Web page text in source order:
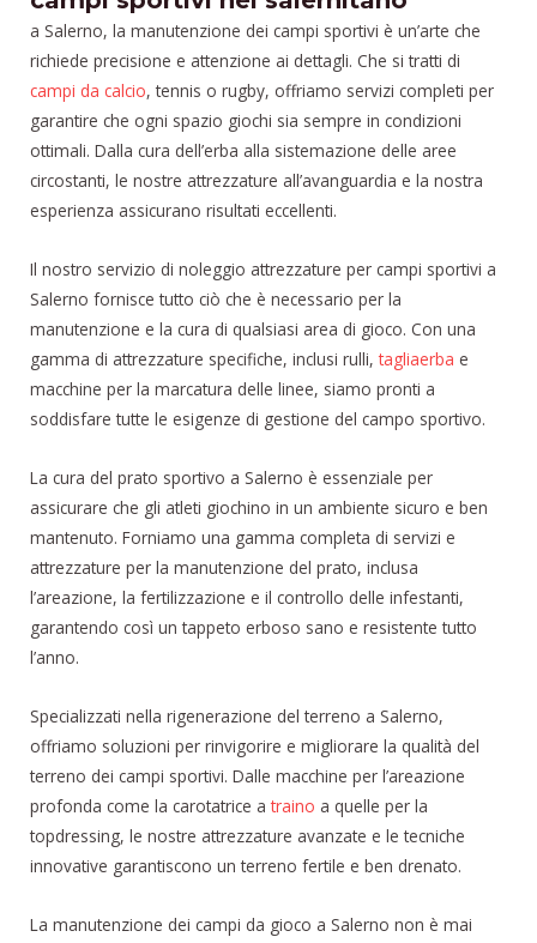
a Salerno, la manutenzione dei campi sportivi è un’arte che
richiede precisione e attenzione ai dettagli. Che si tratti di
campi da calcio, tennis o rugby, offriamo servizi completi per
garantire che ogni spazio giochi sia sempre in condizioni
ottimali. Dalla cura dell’erba alla sistemazione delle aree
circostanti, le nostre attrezzature all’avanguardia e la nostra
esperienza assicurano risultati eccellenti.
Il nostro servizio di noleggio attrezzature per campi sportivi a
Salerno fornisce tutto ciò che è necessario per la
manutenzione e la cura di qualsiasi area di gioco. Con una
gamma di attrezzature specifiche, inclusi rulli,tagliaerba e
macchine per la marcatura delle linee, siamo pronti a
soddisfare tutte le esigenze di gestione del campo sportivo.
La cura del prato sportivo a Salerno è essenziale per
assicurare che gli atleti giochino in un ambiente sicuro e ben
mantenuto. Forniamo una gamma completa di servizi e
attrezzature per la manutenzione del prato, inclusa
l’areazione, la fertilizzazione e il controllo delle infestanti,
garantendo così un tappeto erboso sano e resistente tutto
l’anno.
Specializzati nella rigenerazione del terreno a Salerno,
offriamo soluzioni per rinvigorire e migliorare la qualità del
terreno dei campi sportivi. Dalle macchine per l’areazione
profonda come la carotatrice atraino a quelle per la
topdressing, le nostre attrezzature avanzate e le tecniche
innovative garantiscono un terreno fertile e ben drenato.
La manutenzione dei campi da gioco a Salerno non è mai